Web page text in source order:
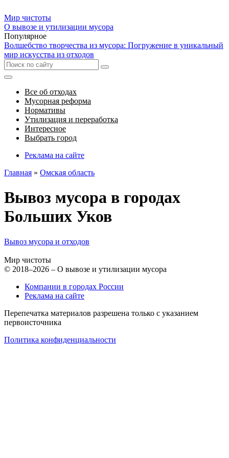
Мир чистоты
О вывозе и утилизации мусора
Популярное
Волшебство творчества из мусора: Погружение в уникальный
мир искусства из отходов
Все об отходах
Мусорная реформа
Нормативы
Утилизация и переработка
Интересное
Выбрать город
Реклама на сайте
Главная » Омская область
Вывоз мусора в городах
Больших Уков
Вывоз мусора и отходов
Мир чистоты
© 2018–2026 – О вывозе и утилизации мусора
Компании в городах России
Реклама на сайте
Перепечатка материалов разрешена только с указанием
первоисточника
Политика конфиденциальности